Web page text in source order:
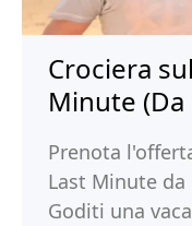
Crociera
Minute
Prenota
Last Minute
Goditi una